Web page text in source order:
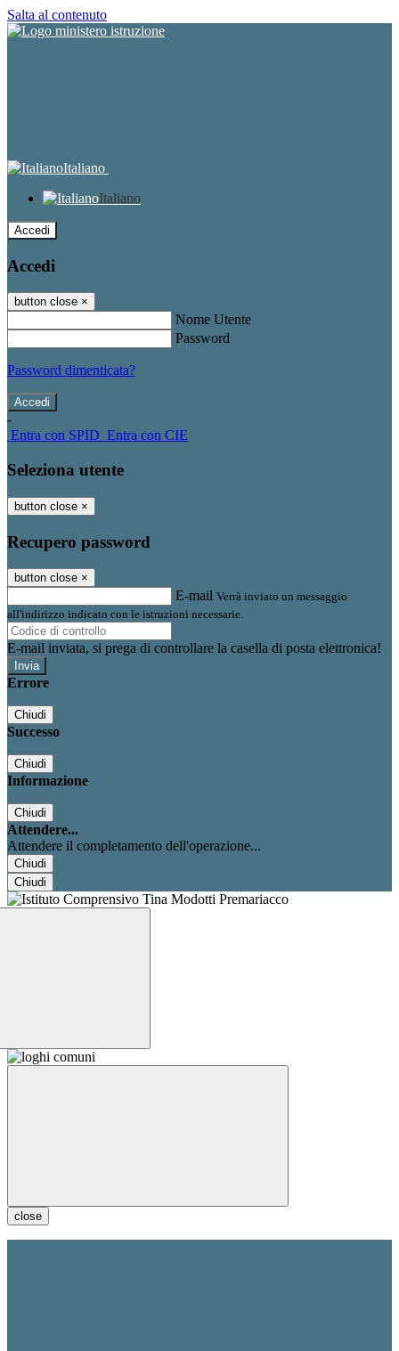
Salta al contenuto
Italiano
Italiano
Accedi
Accedi
button close ×
Nome Utente
Password
Password dimenticata?
-
Entra con SPID Entra con CIE
Seleziona utente
button close ×
Recupero password
button close ×
E-mail Verrà inviato un messaggio
all'indirizzo indicato con le istruzioni necessarie.
E-mail inviata, si prega di controllare la casella di posta elettronica!
Errore
Chiudi
Successo
Chiudi
Informazione
Chiudi
Attendere...
Attendere il completamento dell'operazione...
Chiudi
Chiudi
close